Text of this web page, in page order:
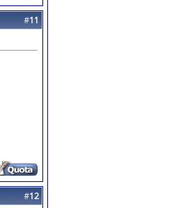
#11
#12